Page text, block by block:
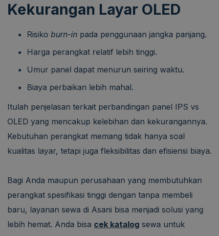
Kekurangan Layar OLED
Risiko burn-in pada penggunaan jangka panjang.
Harga perangkat relatif lebih tinggi.
Umur panel dapat menurun seiring waktu.
Biaya perbaikan lebih mahal.
Itulah penjelasan terkait perbandingan panel IPS vs
OLED yang mencakup kelebihan dan kekurangannya.
Kebutuhan perangkat memang tidak hanya soal
kualitas layar, tetapi juga fleksibilitas dan efisiensi biaya.
Bagi Anda maupun perusahaan yang membutuhkan
perangkat spesifikasi tinggi dengan tanpa membeli
baru, layanan sewa di Asani bisa menjadi solusi yang
lebih hemat. Anda bisa cek katalog sewa untuk